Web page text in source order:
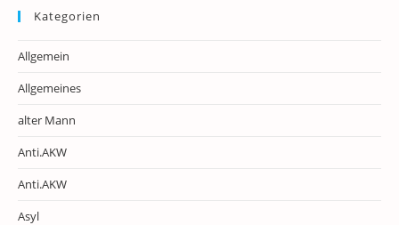
Kategorien
Allgemein
Allgemeines
alter Mann
Anti.AKW
Anti.AKW
Asyl